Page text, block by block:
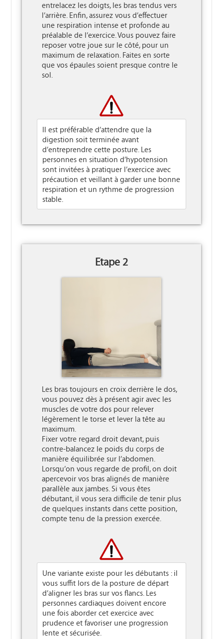
entrelacez les doigts, les bras tendus vers
l’arrière. Enfin, assurez vous d’effectuer
une respiration intense et profonde au
préalable de l’exercice. Vous pouvez faire
reposer votre joue sur le côté, pour un
maximum de relaxation. Faites en sorte
que vos épaules soient presque contre le
sol.
Il est préférable d’attendre que la
digestion soit terminée avant
d’entreprendre cette posture. Les
personnes en situation d’hypotension
sont invitées à pratiquer l’exercice avec
précaution et veillant à garder une bonne
respiration et un rythme de progression
stable.
Etape 2
Les bras toujours en croix derrière le dos,
vous pouvez dès à présent agir avec les
muscles de votre dos pour relever
légèrement le torse et lever la tête au
maximum.
Fixer votre regard droit devant, puis
contre-balancez le poids du corps de
manière équilibrée sur l’abdomen.
Lorsqu’on vous regarde de profil, on doit
apercevoir vos bras alignés de manière
parallèle aux jambes. Si vous êtes
débutant, il vous sera difficile de tenir plus
de quelques instants dans cette position,
compte tenu de la pression exercée.
Une variante existe pour les débutants : il
vous suffit lors de la posture de départ
d’aligner les bras sur vos flancs. Les
personnes cardiaques doivent encore
une fois aborder cet exercice avec
prudence et favoriser une progression
lente et sécurisée.